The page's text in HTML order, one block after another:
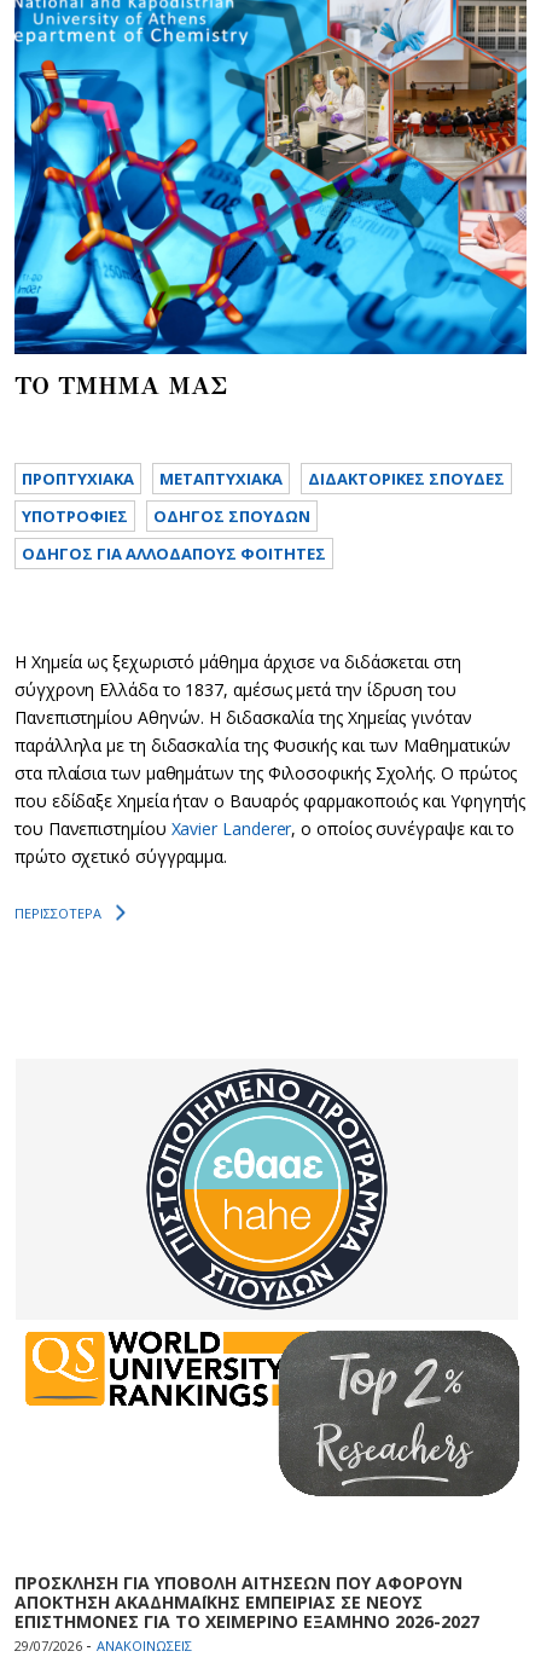
ΤΟ ΤΜΗΜΑ ΜΑΣ
ΠΡΟΠΤΥΧΙΑΚΑ METAΠΤΥΧΙΑΚΑ
ΔΙΔΑΚΤΟΡΙΚΕΣ ΣΠΟΥΔΕΣ
ΥΠΟΤΡΟΦΙΕΣ
ΟΔΗΓΟΣ ΣΠΟΥΔΩΝ
ΟΔΗΓΟΣ ΓΙΑ ΑΛΛΟΔΑΠΟΥΣ ΦΟΙΤΗΤΕΣ
Η Χημεία ως ξεχωριστό μάθημα άρχισε να διδάσκεται στη
σύγχρoνη Ελλάδα το 1837, αμέσως μετά την ίδρυση του
Πανεπιστημίου Αθηνών. Η διδασκαλία της Χημείας γινόταν
παράλληλα με τη διδασκαλία της Φυσικής και των Μαθηματικών
στα πλαίσια των μαθημάτων της Φιλοσοφικής Σχολής. Ο πρώτος
που εδίδαξε Χημεία ήταν ο Βαυαρός φαρμακοποιός και Υφηγητής
του Πανεπιστημίου Xavier Landerer, ο οποίος συνέγραψε και το
πρώτο σχετικό σύγγραμμα.
ΠΕΡΙΣΣΟΤΕΡΑ
ΠΡΟΣΚΛΗΣΗ ΓΙΑ ΥΠΟΒΟΛΗ ΑΙΤΗΣΕΩΝ ΠΟΥ ΑΦΟΡΟΥΝ
ΑΠΟΚΤΗΣΗ ΑΚΑΔΗΜΑΪΚΗΣ ΕΜΠΕΙΡΙΑΣ ΣΕ ΝΕΟΥΣ
ΕΠΙΣΤΗΜΟΝΕΣ ΓΙΑ ΤΟ ΧΕΙΜΕΡΙΝΟ ΕΞΑΜΗΝΟ 2026-2027
29/07/2026 - ΑΝΑΚΟΙΝΩΣΕΙΣ